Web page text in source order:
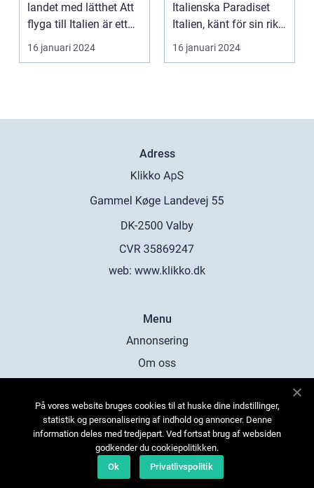
landet med lätthet Att
flyga till Italien är ett
fantast...
16 januari 2024
Italienska Paradiset
Italien, känt för sin rika
historia, ...
16 januari 2024
Adress
web: www.klikko.dk
Menu
Annonsering
Om oss
Kontakta oss
Sitemap
På vores website bruges cookies til at huske dine indstillinger,
statistik og personalisering af indhold og annoncer. Denne
information deles med tredjepart. Ved fortsat brug af websiden
godkender du cookiepolitikken.
Ok
Privatlivspolitik